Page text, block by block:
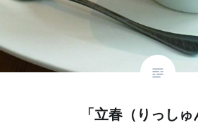
「立春（りっしゅ